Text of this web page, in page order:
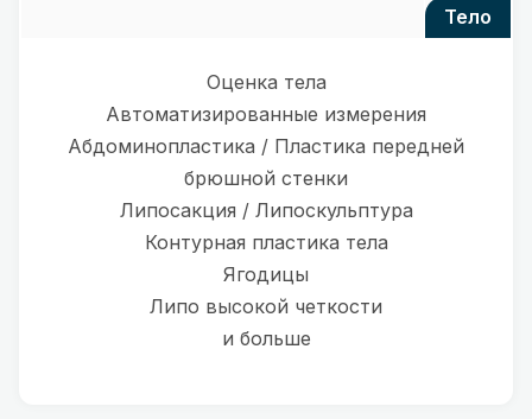
тело
Оценка тела
Автоматизированные измерения
Абдоминопластика / Пластика передней
брюшной стенки
Липосакция / Липоскульптура
Контурная пластика тела
Ягодицы
Липо высокой четкости
и больше